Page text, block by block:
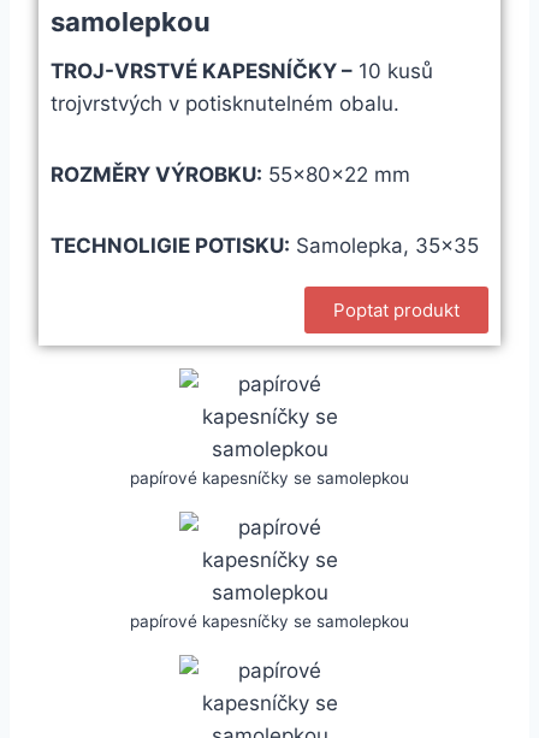
samolepkou
TROJ-VRSTVÉ KAPESNÍČKY – 10 kusů
trojvrstvých v potisknutelném obalu.
ROZMĚRY VÝROBKU: 55×80×22 mm
TECHNOLIGIE POTISKU: Samolepka, 35×35
Poptat produkt
papírové kapesníčky se samolepkou
papírové kapesníčky se samolepkou